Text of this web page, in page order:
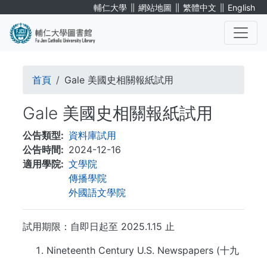
輔仁大學 ∥ 網站地圖 ∥ 繁體中文 ∥ English
導
連
結
首頁 Gale 美國史相關報紙試用
Gale 美國史相關報紙試用
公告類型
資料庫試用
公告時間
2024-12-16
適用學院
文學院
傳播學院
外國語文學院
試用期限：自即日起至 2025.1.15 止
Nineteenth Century U.S. Newspapers (十九